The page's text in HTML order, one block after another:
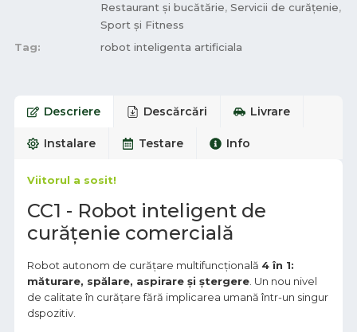
Restaurant și bucătărie, Servicii de curățenie,
Sport și Fitness
Tag:
robot inteligenta artificiala
Descriere Descărcări Livrare
Instalare Testare Info
Viitorul a sosit!
CC1 - Robot inteligent de
curățenie comercială
Robot autonom de curățare multifuncțională 4 în 1:
măturare, spălare, aspirare și ștergere . Un nou nivel
de calitate în curățare fără implicarea umană într-un singur
dspozitiv.